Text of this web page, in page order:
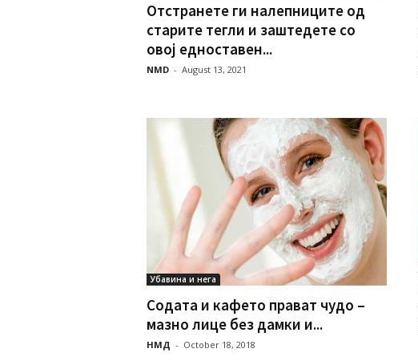
Отстранете ги налепниците од
старите тегли и заштедете со
овој едноставен...
NMD - August 13, 2021
Убавина и нега
Содата и кафето прават чудо –
мазно лице без дамки и...
НМД - October 18, 2018